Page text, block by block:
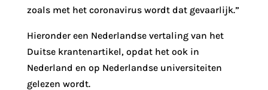
zoals met het coronavirus wordt dat gevaarlijk.”
Hieronder een Nederlandse vertaling van het
Duitse krantenartikel, opdat het ook in
Nederland en op Nederlandse universiteiten
gelezen wordt.